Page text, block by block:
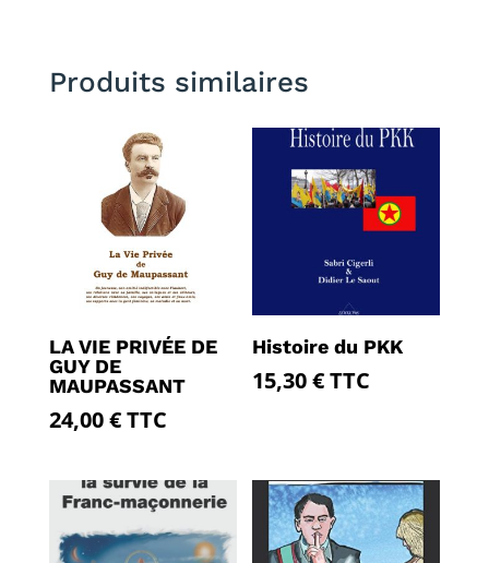
Produits similaires
LA VIE PRIVÉE DE
GUY DE
MAUPASSANT
24,00€TTC
Histoire du PKK
15,30€TTC